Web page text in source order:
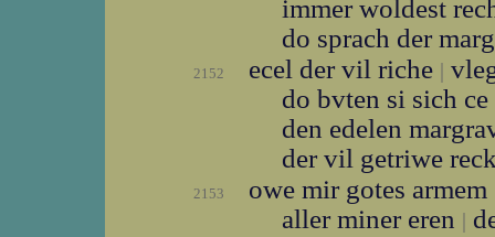
immer woldest
do sprach der
2152 ecel der vil riche |
do bvten si sich
den edelen
der vil getriwe
2153 owe mir gotes armem
aller miner eren |